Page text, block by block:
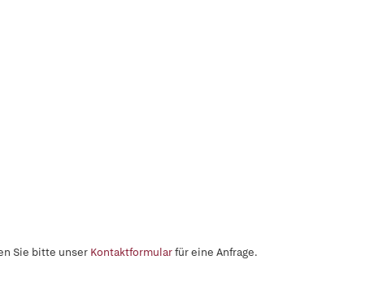
Sie bitte unser Kontaktformularfür eine Anfrage.